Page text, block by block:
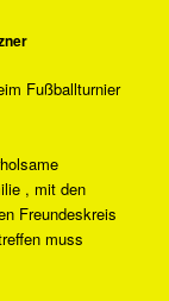
Fußballturnier
, mit den
Freundeskreis
muss